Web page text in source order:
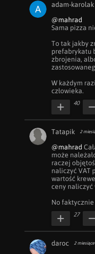
adam-karolak
@mahrad
Sama pizza
To tak jakby
prefabrykatu
zbrojenia,
W każdym
człowieka.
40
Tatapik 2
@mahrad
może
raczej
naliczyć VAT
wartość
ceny naliczyć
No faktycznie
27
daroc 2